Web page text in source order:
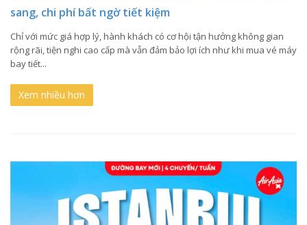
sang, chi phí bất ngờ tiết kiệm
Chỉ với mức giá hợp lý, hành khách có cơ hội tận hưởng không gian
rộng rãi, tiện nghi cao cấp mà vẫn đảm bảo lợi ích như khi mua vé máy
bay tiết...
Xem nhiều hơn